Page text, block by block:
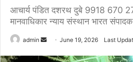
आचार्य पंडित दशरथ दुबे 9918 670
मानवाधिकार न्याय संस्थान भारत
admin June 19, 2026 Last